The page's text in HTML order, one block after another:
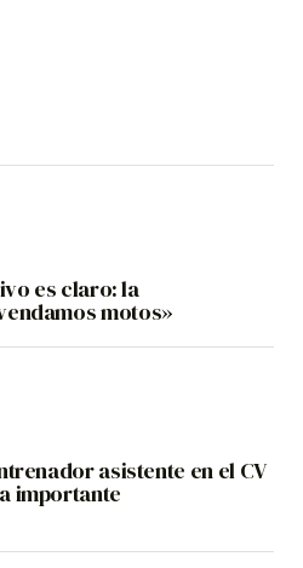
es claro: la
motos»
asistente en el CV
importante